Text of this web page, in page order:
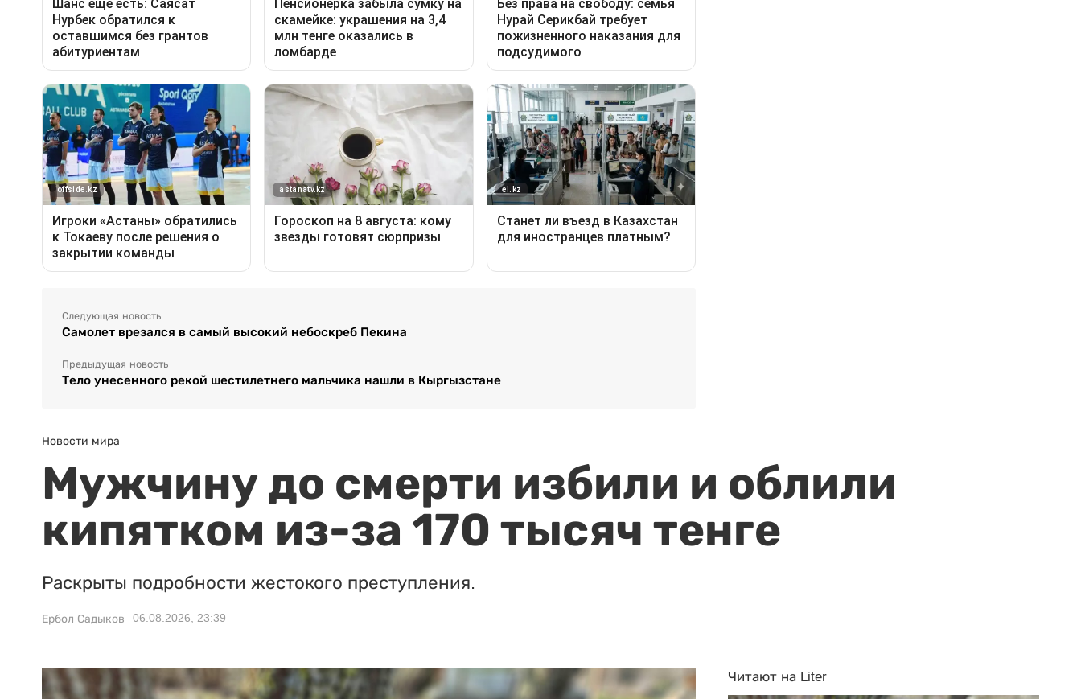
Следующая новость
Самолет врезался в самый высокий небоскреб Пекина
Предыдущая новость
Тело унесенного рекой шестилетнего мальчика нашли в Кыргызстане
Новости мира
Мужчину до смерти избили и облили
кипятком из-за 170 тысяч тенге
Раскрыты подробности жестокого преступления.
Ербол Садыков 06.08.2026, 23:39
Читают на Liter